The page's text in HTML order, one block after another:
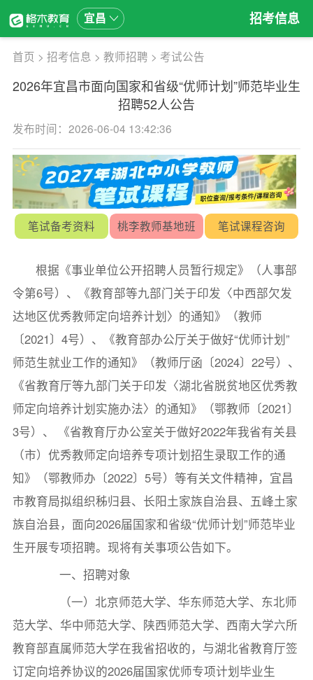
宜昌 招考信息
首页 > 招考信息 > 教师招聘 > 考试公告
2026年宜昌市面向国家和省级“优师计划”师范毕业生
招聘52人公告
发布时间：2026-06-04 13:42:36
笔试备考资料 桃李教师基地班 笔试课程咨询
根据《事业单位公开招聘人员暂行规定》（人事部
令第6号）、《教育部等九部门关于印发〈中西部欠发
达地区优秀教师定向培养计划〉的通知》（教师
〔2021〕4号）、《教育部办公厅关于做好“优师计划”
师范生就业工作的通知》（教师厅函〔2024〕22号）、
《省教育厅等九部门关于印发〈湖北省脱贫地区优秀教
师定向培养计划实施办法〉的通知》（鄂教师〔2021〕
3号）、 《省教育厅办公室关于做好2022年我省有关县
（市）优秀教师定向培养专项计划招生录取工作的通
知》（鄂教师办〔2022〕5号）等有关文件精神，宜昌
市教育局拟组织秭归县、长阳土家族自治县、五峰土家
族自治县，面向2026届国家和省级“优师计划”师范毕业
生开展专项招聘。现将有关事项公告如下。
一、招聘对象
（一）北京师范大学、华东师范大学、东北师
范大学、华中师范大学、陕西师范大学、西南大学六所
教育部直属师范大学在我省招收的，与湖北省教育厅签
订定向培养协议的2026届国家优师专项计划毕业生